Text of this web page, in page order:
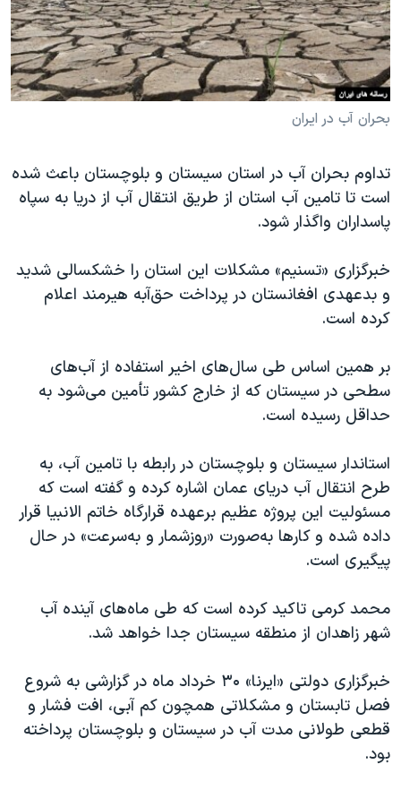
فرهنگ و زندگی
حقوق شهروندی
اقتصادی
علم و فناوری
گالری عکس
آرشیو پخش زنده
مستندها
انتخابات ریاست جمهوری آمریکا ۲۰۲۴
حمله جمهوری اسلامی به اسرائیل
رمز مهسا
اعتراضات زن، زندگی، آزادی
مجموعه مستندهای دادخواهی
دادگاه حمید نوری
چهل سال گروگان‌گیری
اعتراضات مردمی آبان ۹۸
اسرائیل در جنگ
همایش محافظه‌کاران آمریکا «سی‌پک»
صفحه‌های ویژه
سفر پرزیدنت ترامپ به چین
دنبال کنید
بحران آب در ایران
تداوم بحران آب در استان سیستان و بلوچستان باعث شده
است تا تامین آب استان از طریق انتقال آب از دریا به سپاه
پاسداران واگذار شود.
خبرگزاری «تسنیم» مشکلات این استان را خشکسالی شدید
و بدعهدی افغانستان در پرداخت حق‌آبه هیرمند اعلام
کرده است.
بر همین اساس طی سال‌های اخیر استفاده از آب‌های
سطحی در سیستان که از خارج کشور تأمین می‌شود به
حداقل رسیده است.
استاندار سیستان و بلوچستان در رابطه با تامین آب، به
طرح انتقال آب دریای عمان اشاره کرده و گفته است که
مسئولیت این پروژه عظیم برعهده قرارگاه خاتم الانبیا قرار
داده شده و کارها‌ به‌صورت «روزشمار و به‌سرعت» در حال
پیگیری است.
محمد کرمی تاکید کرده است که طی ماه‌های آینده آب
شهر زاهدان از منطقه سیستان جدا خواهد شد.
خبرگزاری دولتی «ایرنا» ۳۰ خرداد ماه در گزارشی به شروع
فصل تابستان و مشکلاتی همچون کم آبی، افت فشار و
قطعی طولانی مدت آب‌ در سیستان و بلوچستان پرداخته
بود.